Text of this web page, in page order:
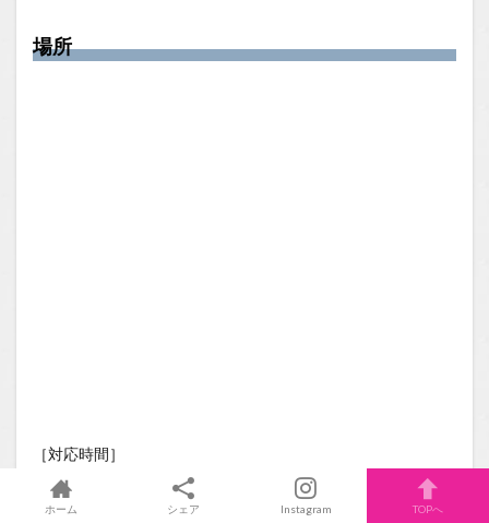
場所
［対応時間］
平日11:00-19:00／土日祝10:00-20:00
＜火・水曜定休＞
ホーム シェア Instagram TOPへ